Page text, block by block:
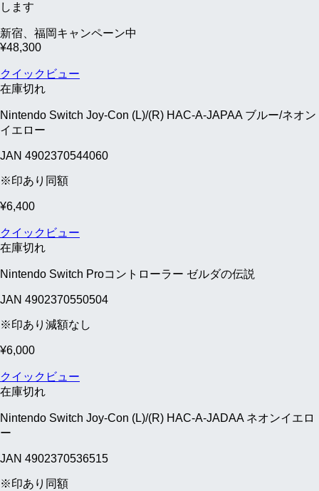
します
新宿、福岡キャンペーン中
¥48,300
クイックビュー
在庫切れ
Nintendo Switch Joy-Con (L)/(R) HAC-A-JAPAA ブルー/ネオン
イエロー
JAN 4902370544060
※印あり同額
¥6,400
クイックビュー
在庫切れ
Nintendo Switch Proコントローラー ゼルダの伝説
JAN 4902370550504
※印あり減額なし
¥6,000
クイックビュー
在庫切れ
Nintendo Switch Joy-Con (L)/(R) HAC-A-JADAA ネオンイエロ
ー
JAN 4902370536515
※印あり同額